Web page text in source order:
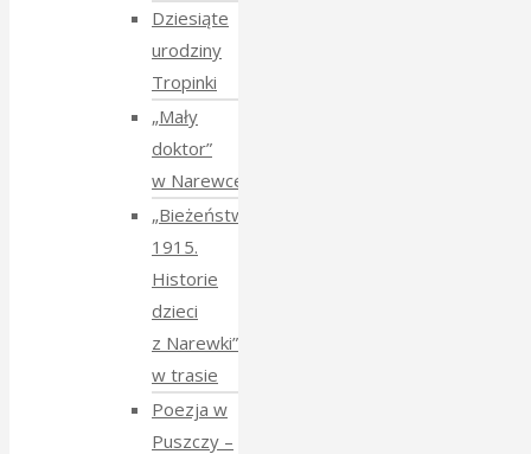
Dziesiąte
urodziny
Tropinki
„Mały
doktor”
w Narewce
„Bieżeństwo
1915.
Historie
dzieci
z Narewki”
w trasie
Poezja w
Puszczy –